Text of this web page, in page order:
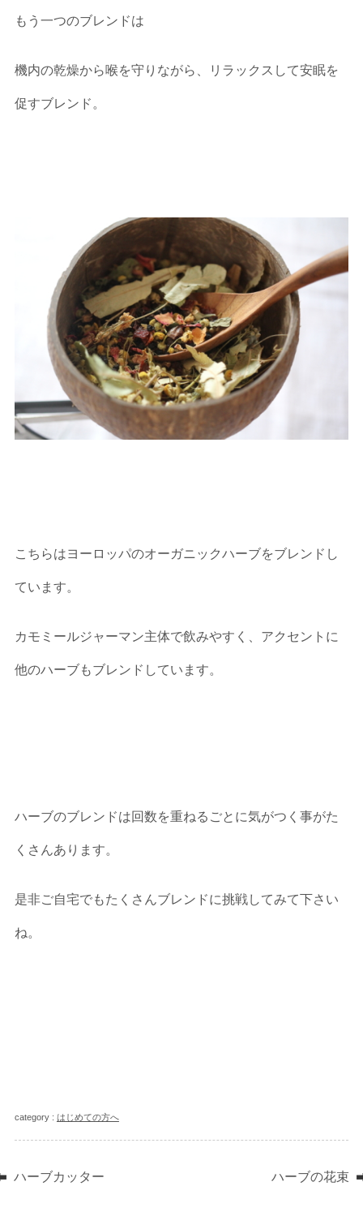
もう一つのブレンドは
機内の乾燥から喉を守りながら、リラックスして安眠を
促すブレンド。
こちらはヨーロッパのオーガニックハーブをブレンドし
ています。
カモミールジャーマン主体で飲みやすく、アクセントに
他のハーブもブレンドしています。
ハーブのブレンドは回数を重ねるごとに気がつく事がた
くさんあります。
是非ご自宅でもたくさんブレンドに挑戦してみて下さい
ね。
category : はじめての方へ
ハーブカッター ハーブの花束